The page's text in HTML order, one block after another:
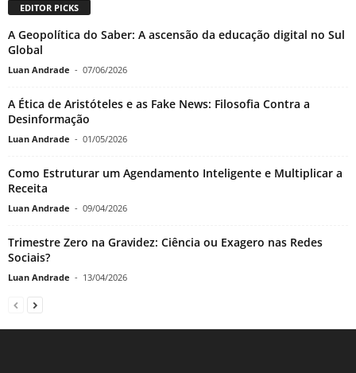
EDITOR PICKS
A Geopolítica do Saber: A ascensão da educação digital no Sul
Global
Luan Andrade - 07/06/2026
A Ética de Aristóteles e as Fake News: Filosofia Contra a
Desinformação
Luan Andrade - 01/05/2026
Como Estruturar um Agendamento Inteligente e Multiplicar a
Receita
Luan Andrade - 09/04/2026
Trimestre Zero na Gravidez: Ciência ou Exagero nas Redes
Sociais?
Luan Andrade - 13/04/2026